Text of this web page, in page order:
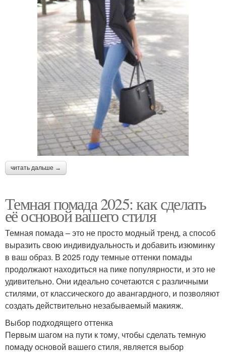
читать дальше →
Темная помада 2025: как сделать
её основой вашего стиля
Темная помада – это не просто модный тренд, а способ
выразить свою индивидуальность и добавить изюминку
в ваш образ. В 2025 году темные оттенки помады
продолжают находиться на пике популярности, и это не
удивительно. Они идеально сочетаются с различными
стилями, от классического до авангардного, и позволяют
создать действительно незабываемый макияж.
Выбор подходящего оттенка
Первым шагом на пути к тому, чтобы сделать темную
помаду основой вашего стиля, является выбор